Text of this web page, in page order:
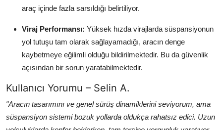
araç içinde fazla sarsıldığı belirtiliyor.
Viraj Performansı: Yüksek hızda virajlarda süspansiyonun
yol tutuşu tam olarak sağlayamadığı, aracın denge
kaybetmeye eğilimli olduğu bildirilmektedir. Bu da güvenlik
açısından bir sorun yaratabilmektedir.
Kullanıcı Yorumu – Selin A.
"Aracın tasarımını ve genel sürüş dinamiklerini seviyorum, ama
süspansiyon sistemi bozuk yollarda oldukça rahatsız edici. Uzun